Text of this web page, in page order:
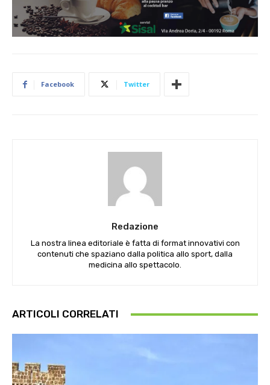
Facebook Twitter
Redazione
La nostra linea editoriale è fatta di format innovativi con
contenuti che spaziano dalla politica allo sport, dalla
medicina allo spettacolo.
ARTICOLI CORRELATI